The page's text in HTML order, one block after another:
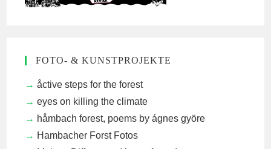
FOTO- & KUNSTPROJEKTE
åctive steps for the forest
eyes on killing the climate
håmbach forest, poems by ágnes györe
Hambacher Forst Fotos